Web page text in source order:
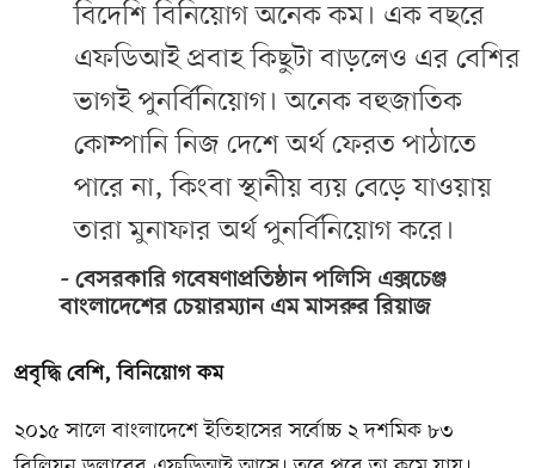
বিদেশি বিনিয়োগ অনেক কম। এক বছরে
এফডিআই প্রবাহ কিছুটা বাড়লেও এর বেশির
ভাগই পুনর্বিনিয়োগ। অনেক বহুজাতিক
কোম্পানি নিজ দেশে অর্থ ফেরত পাঠাতে
পারে না, কিংবা স্থানীয় ব্যয় বেড়ে যাওয়ায়
তারা মুনাফার অর্থ পুনর্বিনিয়োগ করে।
বেসরকারি গবেষণাপ্রতিষ্ঠান পলিসি এক্সচেঞ্জ
বাংলাদেশের চেয়ারম্যান এম মাসরুর রিয়াজ
প্রবৃদ্ধি বেশি, বিনিয়োগ কম
২০১৫ সালে বাংলাদেশে ইতিহাসের সর্বোচ্চ ২ দশমিক ৮৩